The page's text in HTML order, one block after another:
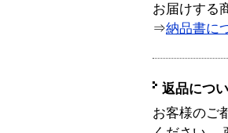
お届けする
⇒納品書に
返品につ
お客様のご